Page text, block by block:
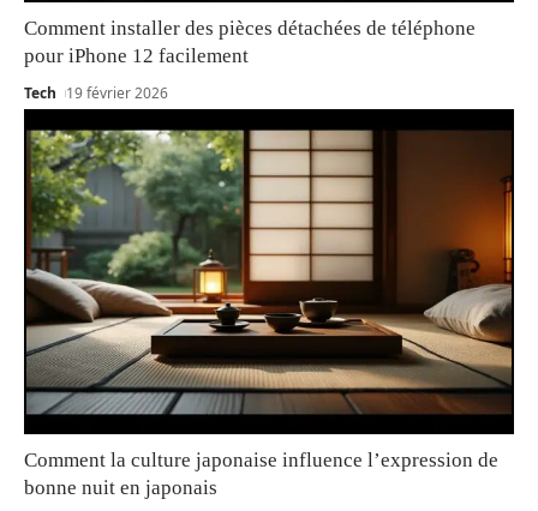
Comment installer des pièces détachées de téléphone
pour iPhone 12 facilement
Tech 19 février 2026
Comment la culture japonaise influence l’expression de
bonne nuit en japonais